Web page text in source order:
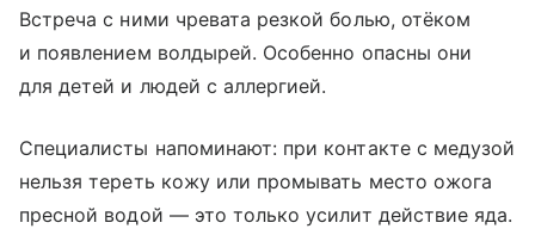
Встреча с ними чревата резкой болью, отёком
и появлением волдырей. Особенно опасны они
для детей и людей с аллергией.
Специалисты напоминают: при контакте с медузой
нельзя тереть кожу или промывать место ожога
пресной водой — это только усилит действие яда.